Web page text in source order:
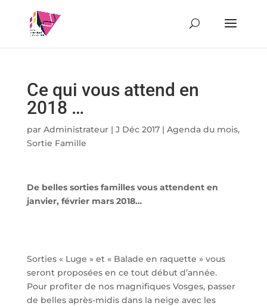
Ce qui vous attend en
2018 …
par Administrateur| J Déc 2017| Agenda du mois,
Sortie Famille
De belles sorties familles vous attendent en
janvier, février mars 2018…
Sorties « Luge » et « Balade en raquette » vous
seront proposées en ce tout début d’année.
Pour profiter de nos magnifiques Vosges, passer
de belles après-midis dans la neige avec les